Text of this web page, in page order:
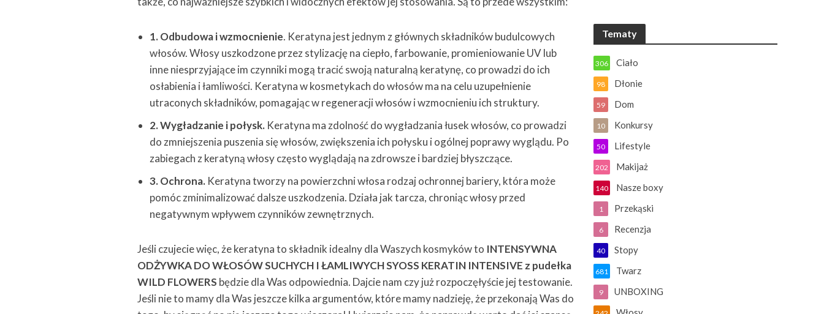
1. Odbudowa i wzmocnienie. Keratyna jest jednym z głównych składników budulcowych
włosów. Włosy uszkodzone przez stylizację na ciepło, farbowanie, promieniowanie UV lub
inne niesprzyjające im czynniki mogą tracić swoją naturalną keratynę, co prowadzi do ich
osłabienia i łamliwości. Keratyna w kosmetykach do włosów ma na celu uzupełnienie
utraconych składników, pomagając w regeneracji włosów i wzmocnieniu ich struktury.
2. Wygładzanie i połysk. Keratyna ma zdolność do wygładzania łusek włosów, co prowadzi
do zmniejszenia puszenia się włosów, zwiększenia ich połysku i ogólnej poprawy wyglądu. Po
zabiegach z keratyną włosy często wyglądają na zdrowsze i bardziej błyszczące.
3. Ochrona. Keratyna tworzy na powierzchni włosa rodzaj ochronnej bariery, która może
pomóc zminimalizować dalsze uszkodzenia. Działa jak tarcza, chroniąc włosy przed
negatywnym wpływem czynników zewnętrznych.
Jeśli czujecie więc, że keratyna to składnik idealny dla Waszych kosmyków to INTENSYWNA
ODŻYWKA DO WŁOSÓW SUCHYCH I ŁAMLIWYCH SYOSS KERATIN INTENSIVE z pudełka
WILD FLOWERS będzie dla Was odpowiednia. Dajcie nam czy już rozpoczęłyście jej testowanie.
Jeśli nie to mamy dla Was jeszcze kilka argumentów, które mamy nadzieję, że przekonają Was do
Tematy
Ciało
306
Dłonie
98
Dom
59
Konkursy
10
Lifestyle
50
Makijaż
202
Nasze boxy
140
Przekąski
1
Recenzja
6
Stopy
40
Twarz
681
UNBOXING
9